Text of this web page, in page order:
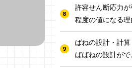
許容せん断応力
程度の値になる理
ばねの設計・計
ばばねの設計がで